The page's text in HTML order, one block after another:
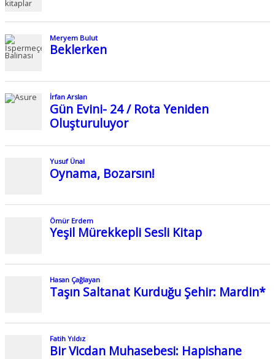
Meryem Bulut
Beklerken
İrfan Arslan
Gün Evini- 24 / Rota Yeniden
Oluşturuluyor
Yusuf Ünal
Oynama, Bozarsın!
Ömür Erdem
Yeşil Mürekkepli Sesli Kitap
Hasan Çağlayan
Taşın Saltanat Kurduğu Şehir: Mardin*
Fatih Yıldız
Bir Vicdan Muhasebesi: Hapishane